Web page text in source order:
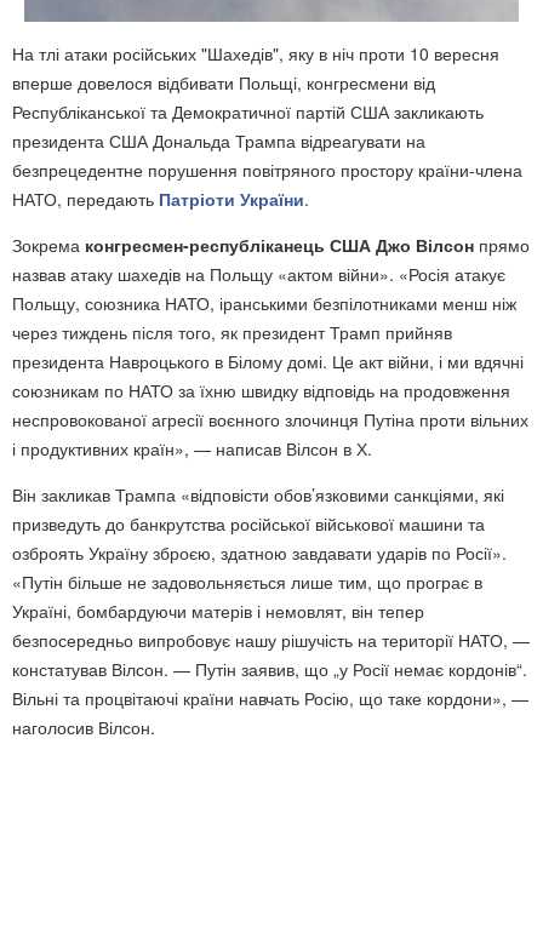
На тлі атаки російських "Шахедів", яку в ніч проти 10 вересня
вперше довелося відбивати Польщі, конгресмени від
Республіканської та Демократичної партій США закликають
президента США Дональда Трампа відреагувати на
безпрецедентне порушення повітряного простору країни-члена
НАТО, передають Патріоти України.
Зокрема конгресмен-республіканець США Джо Вілсон прямо
назвав атаку шахедів на Польщу «актом війни». «Росія атакує
Польщу, союзника НАТО, іранськими безпілотниками менш ніж
через тиждень після того, як президент Трамп прийняв
президента Навроцького в Білому домі. Це акт війни, і ми вдячні
союзникам по НАТО за їхню швидку відповідь на продовження
неспровокованої агресії воєнного злочинця Путіна проти вільних
і продуктивних країн», — написав Вілсон в Х.
Він закликав Трампа «відповісти обов’язковими санкціями, які
призведуть до банкрутства російської військової машини та
озброять Україну зброєю, здатною завдавати ударів по Росії».
«Путін більше не задовольняється лише тим, що програє в
Україні, бомбардуючи матерів і немовлят, він тепер
безпосередньо випробовує нашу рішучість на території НАТО, —
констатував Вілсон. — Путін заявив, що „у Росії немає кордонів“.
Вільні та процвітаючі країни навчать Росію, що таке кордони», —
наголосив Вілсон.